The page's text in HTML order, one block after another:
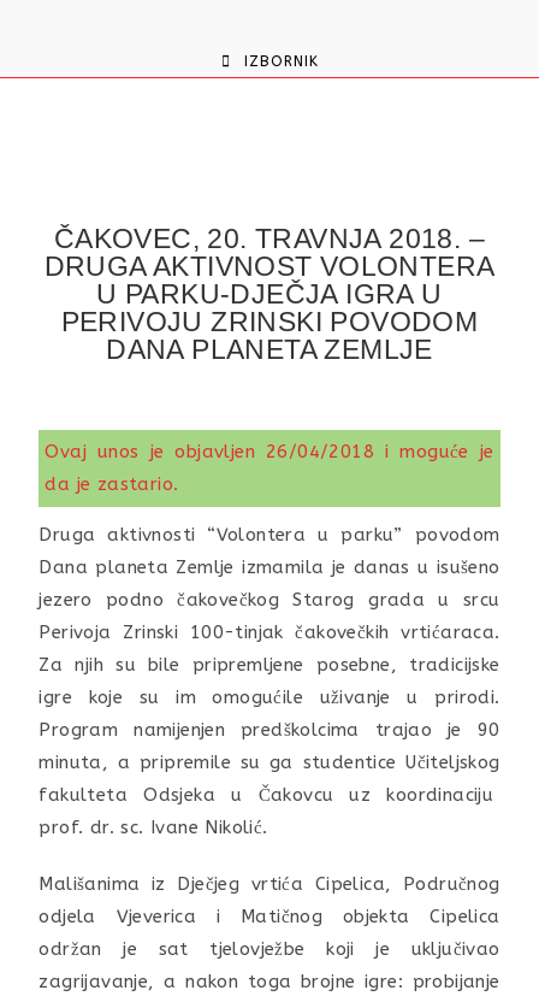
IZBORNIK
ČAKOVEC, 20. TRAVNJA 2018. –
DRUGA AKTIVNOST VOLONTERA
U PARKU-DJEČJA IGRA U
PERIVOJU ZRINSKI POVODOM
DANA PLANETA ZEMLJE
Ovaj unos je objavljen 26/04/2018 i moguće je
da je zastario.
Druga aktivnosti “Volontera u parku” povodom
Dana planeta Zemlje izmamila je danas u isušeno
jezero podno čakovečkog Starog grada u srcu
Perivoja Zrinski 100-tinjak čakovečkih vrtićaraca.
Za njih su bile pripremljene posebne, tradicijske
igre koje su im omogućile uživanje u prirodi.
Program namijenjen predškolcima trajao je 90
minuta, a pripremile su ga studentice Učiteljskog
fakulteta Odsjeka u Čakovcu uz koordinaciju
prof. dr. sc. Ivane Nikolić.
Mališanima iz Dječjeg vrtića Cipelica, Područnog
odjela Vjeverica i Matičnog objekta Cipelica
održan je sat tjelovježbe koji je uključivao
zagrijavanje, a nakon toga brojne igre: probijanje